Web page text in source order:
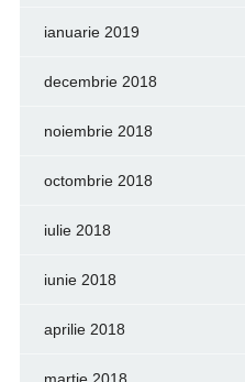
ianuarie 2019
decembrie 2018
noiembrie 2018
octombrie 2018
iulie 2018
iunie 2018
aprilie 2018